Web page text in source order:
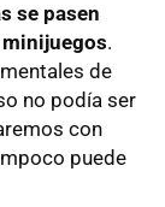
se pasen
.
de
no podía ser
con
puede